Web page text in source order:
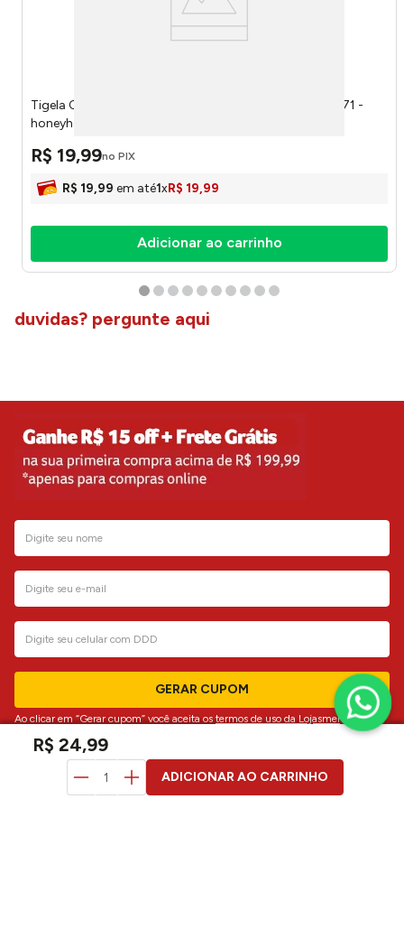
R$ 24,99
ADICIONAR AO CARRINHO
Tigela Com Tampa Plástico PET, PP 25x25x11cm LM3471 -
honeyhome
R$ 19,99no PIX
R$ 19,99 em até1xR$ 19,99
Adicionar ao carrinho
duvidas? pergunte aqui
GERAR CUPOM
Ao clicar em “Gerar cupom” você aceita ostermos de uso da Lojasmel